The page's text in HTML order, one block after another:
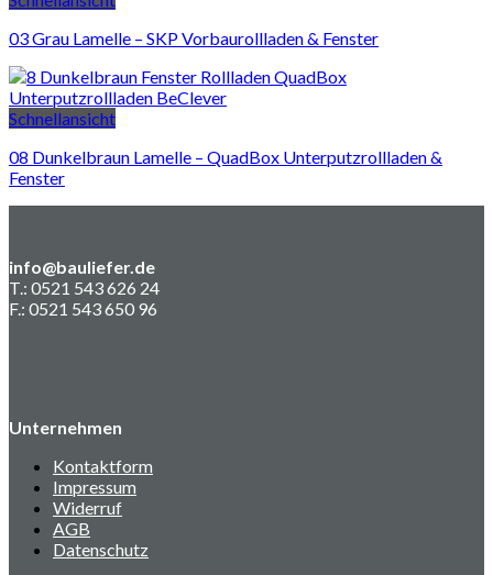
03 Grau Lamelle – SKP Vorbaurollladen & Fenster
Schnellansicht
08 Dunkelbraun Lamelle – QuadBox Unterputzrollladen &
Fenster
info@bauliefer.de
T.: 0521 543 626 24
F.: 0521 543 650 96
Unternehmen
Kontaktform
Impressum
Widerruf
AGB
Datenschutz